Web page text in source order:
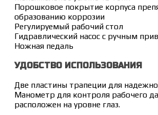
Порошковое покрытие корпуса
образованию коррозии
Регулируемый рабочий стол
Гидравлический насос с ручным
Ножная педаль
УДОБСТВО ИСПОЛЬЗОВАНИЯ
Две пластины трапеции для
Манометр для контроля рабочего
расположен на уровне глаз.